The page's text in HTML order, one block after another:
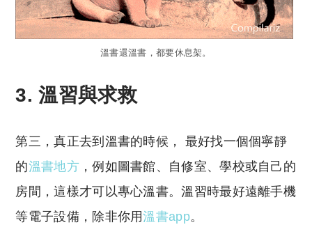
溫書還溫書，都要休息架。
3. 溫習與求救
第三，真正去到溫書的時候， 最好找一個個寧靜
的溫書地方，例如圖書館、自修室、學校或自己的
房間，這樣才可以專心溫書。溫習時最好遠離手機
等電子設備，除非你用溫書app。